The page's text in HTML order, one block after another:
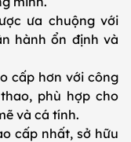
ưa chuộng với
hành ổn định và
cấp hơn với công
phù hợp cho
và cá tính.
cấp nhất, sở hữu